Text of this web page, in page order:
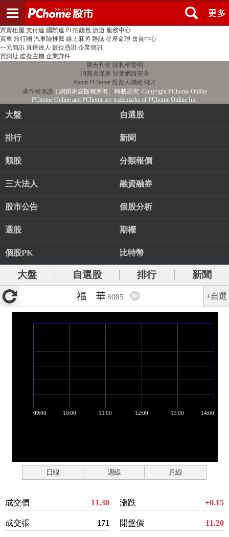
PChome首頁 線上購物 24h購物 書店
買賣租屋 支付連 國際連 Pi 拍錢包 旅遊 服務中心
買車 旅行團 汽車險推薦 線上麻將 雜誌 星座命理 會員中心
一元簡訊 直播達人 數位憑證 企業簡訊
買網址 虛擬主機 企業郵件
廣告刊登 隱私權聲明
消費者保護 兒童網路安全
About PChome 投資人聯絡 徵才
著作權保護 ｜網路家庭版權所有、轉載必究‧Copyright PChome Online
PChome Online and PChome are trademarks of PChome Online Inc.
大盤 自選股
排行 新聞
類股 分類報價
三大法人 融資融券
股市公告 個股分析
選股 期權
個股PK 比特幣
大盤 自選股 排行
新聞
福 華 8085 N +自選
日線 週線 月線
成交價 11.30
成交張 171
漲跌 +0.15
開盤價 11.20